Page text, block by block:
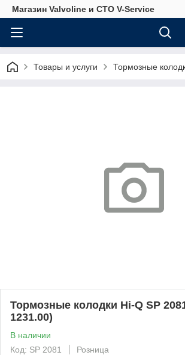
Магазин Valvoline и СТО V-Service
Товары и услуги Тормозные
Тормозные колодки Hi-Q SP
1231.00)
В наличии
Код: SP 2081
Розница